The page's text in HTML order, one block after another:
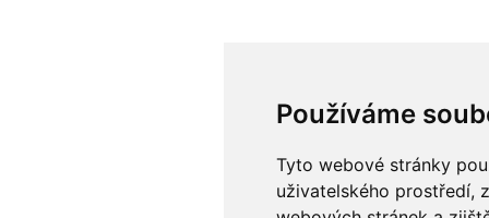
Používáme
Tyto webové stránky
uživatelského prostředí,